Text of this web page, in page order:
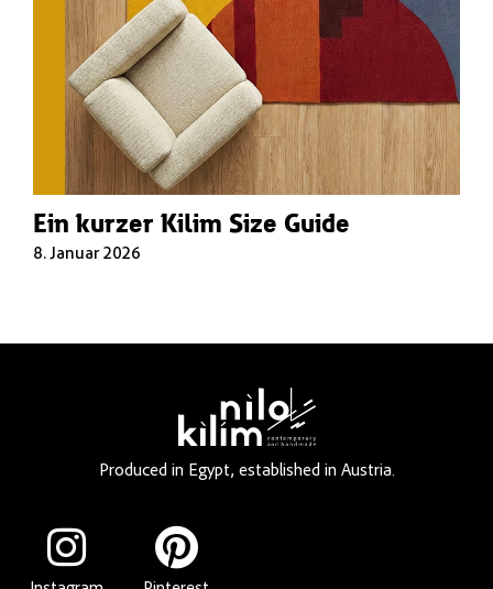
Ein kurzer Kilim Size Guide
8. Januar 2026
Produced in Egypt, established in Austria.